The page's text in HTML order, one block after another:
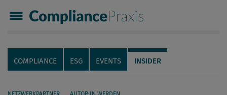
Compliance Praxis
Servicenavigation
Navigation
COMPLIANCE ESG EVENTS INSIDER